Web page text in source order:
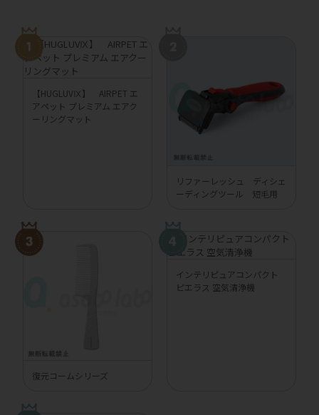
【HUGLUVⅨ】 AIRPET エ
アペット プレミアム エアク
ーリングマット
リファーレッシュ ディシェ
ーディングツール 短毛用
復元コームシリーズ
インテリピュアコンパクト
ピエラス 空気清浄機